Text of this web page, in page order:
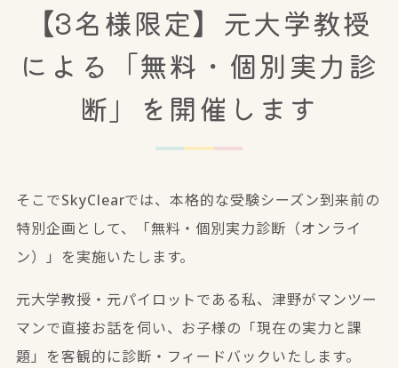
【3名様限定】元大学教授
による「無料・個別実力診
断」を開催します
そこでSkyClearでは、本格的な受験シーズン到来前の
特別企画として、「無料・個別実力診断（オンライ
ン）」を実施いたします。
元大学教授・元パイロットである私、津野がマンツー
マンで直接お話を伺い、 お子様の「現在の実力と課
題」を客観的に診断・フィードバック いたします。